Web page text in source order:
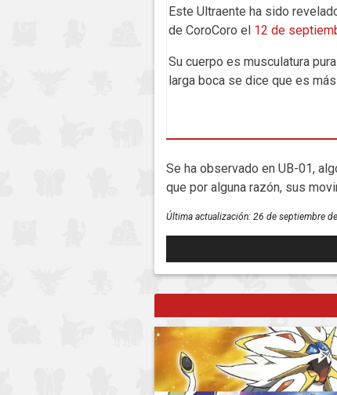
Este Ultraente ha sido
de CoroCoro el 12 de
Su cuerpo es musculatura
larga boca se dice que es
Se ha observado en UB-01,
que por alguna razón, sus
Última actualización: 26 de septiembre